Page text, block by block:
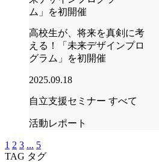
高校生が、将来を真剣に考
える！「未来デザインプロ
グラム」を初開催
2025.09.18
自立支援セミナー すべて
活動レポート
1 2 3 ... 5
TAG タグ